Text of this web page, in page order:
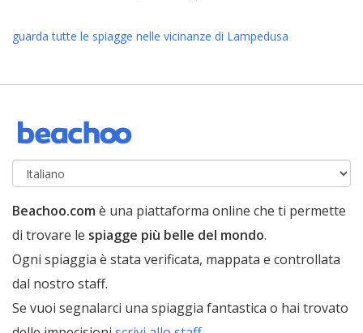
guarda tutte le spiagge nelle vicinanze di Lampedusa
Beachoo.com è una piattaforma online che ti permette
di trovare le spiagge più belle del mondo.
Ogni spiaggia è stata verificata, mappata e controllata
dal nostro staff.
Se vuoi segnalarci una spiaggia fantastica o hai trovato